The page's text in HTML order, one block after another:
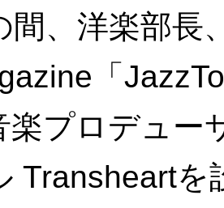
間、洋楽部長
「
楽プロデュー
Transheart